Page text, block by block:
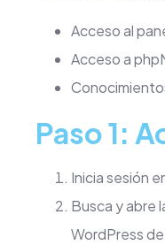
Acceso al
Acceso a
Paso 1:
Inicia sesión
Busca y abre
WordPress